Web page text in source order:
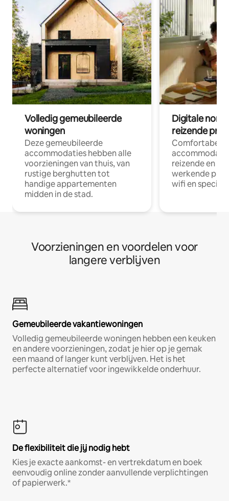
Volledig gemeubileerde
woningen
Deze gemeubileerde
accommodaties hebben alle
voorzieningen van thuis, van
rustige berghutten tot
handige appartementen
midden in de stad.
Digitale
reizende
Comfortabele
reizende en
werkende
wifi en
Voorzieningen en voordelen voor
langere verblijven
Gemeubileerde vakantiewoningen
Volledig gemeubileerde woningen hebben een keuken
en andere voorzieningen, zodat je hier op je gemak
een maand of langer kunt verblijven. Het is het
perfecte alternatief voor ingewikkelde onderhuur.
De flexibiliteit die jij nodig hebt
Kies je exacte aankomst- en vertrekdatum en boek
eenvoudig online zonder aanvullende verplichtingen
of papierwerk.*